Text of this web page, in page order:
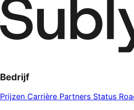
Bedrijf
Prijzen Carrière Partners Status